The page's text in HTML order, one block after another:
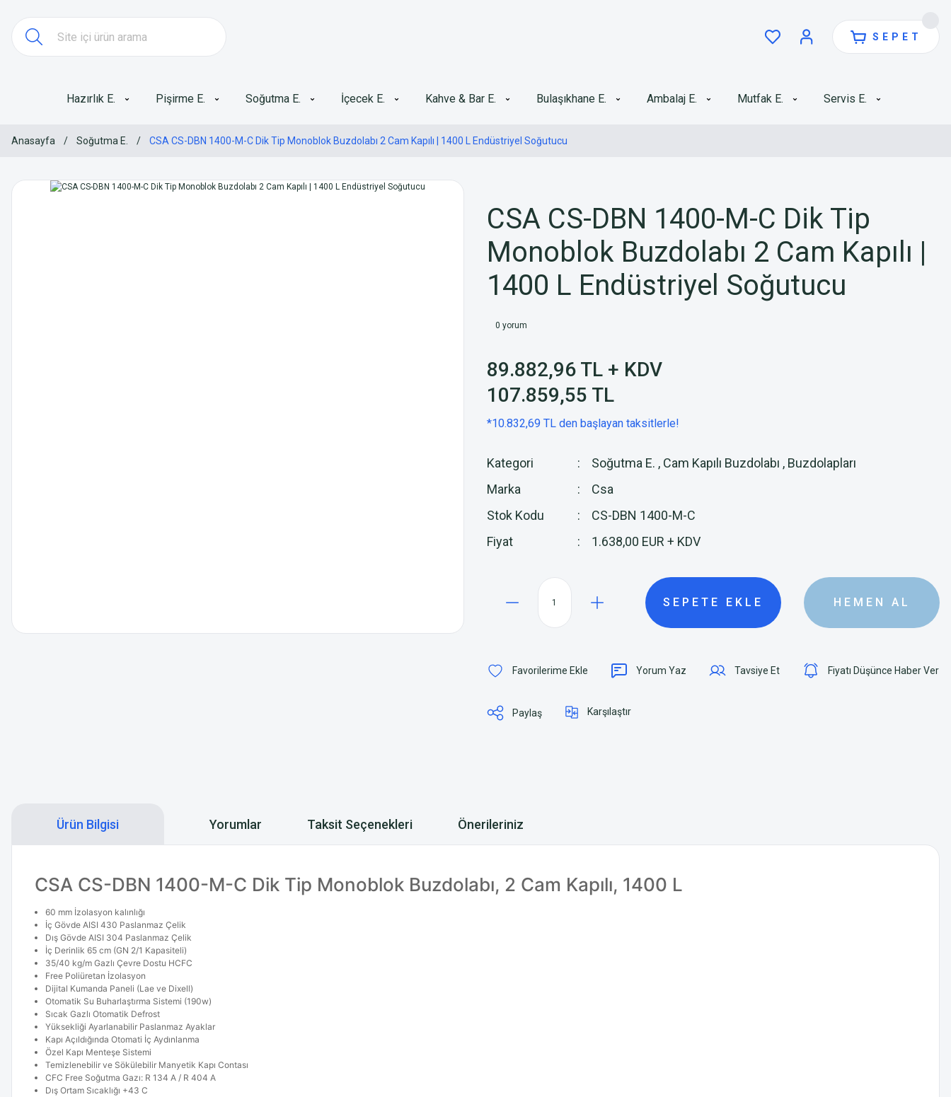
SEPET
Hazırlık E. Pişirme E. Soğutma E. İçecek E. Kahve & Bar E. Bulaşıkhane E. Ambalaj E. Mutfak E. Servis E.
Anasayfa Soğutma E. CSA CS-DBN 1400-M-C Dik Tip Monoblok Buzdolabı 2 Cam Kapılı | 1400 L Endüstriyel Soğutucu
CSA CS-DBN 1400-M-C Dik Tip
Monoblok Buzdolabı 2 Cam Kapılı |
1400 L Endüstriyel Soğutucu
0 yorum
89.882,96 TL + KDV
107.859,55 TL
*10.832,69 TL den başlayan taksitlerle!
Kategori Soğutma E. , Cam Kapılı Buzdolabı , Buzdolapları
Marka
Csa
Stok Kodu
CS-DBN 1400-M-C
Fiyat
1.638,00 EUR + KDV
SEPETE EKLE HEMEN AL
Yorum Yaz Tavsiye Et Fiyatı Düşünce Haber Ver
Paylaş Karşılaştır
Ürün Bilgisi Yorumlar Taksit Seçenekleri Önerileriniz
CSA CS-DBN 1400-M-C Dik Tip Monoblok Buzdolabı, 2 Cam Kapılı, 1400 L
60 mm İzolasyon kalınlığı
İç Gövde AISI 430 Paslanmaz Çelik
Dış Gövde AISI 304 Paslanmaz Çelik
İç Derinlik 65 cm (GN 2/1 Kapasiteli)
35/40 kg/m Gazlı Çevre Dostu HCFC
Free Poliüretan İzolasyon
Dijital Kumanda Paneli (Lae ve Dixell)
Otomatik Su Buharlaştırma Sistemi (190w)
Sıcak Gazlı Otomatik Defrost
Yüksekliği Ayarlanabilir Paslanmaz Ayaklar
Kapı Açıldığında Otomati İç Aydınlanma
Özel Kapı Menteşe Sistemi
Temizlenebilir ve Sökülebilir Manyetik Kapı Contası
CFC Free Soğutma Gazı: R 134 A / R 404 A
Dış Ortam Sıcaklığı +43 C